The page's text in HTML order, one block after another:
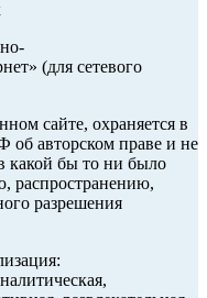
(для сетевого
сайте, охраняется в
об авторском праве и не
какой бы то ни было
распространению,
разрешения